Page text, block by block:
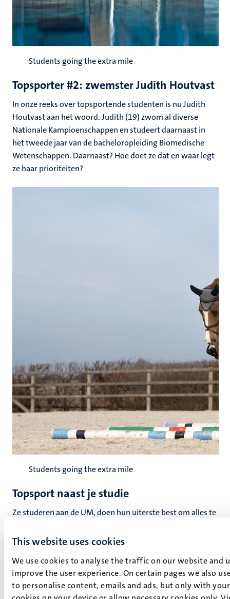
This website uses cookies
We use cookies to analyse the traffic on our website and
improve the user experience. On certain pages we also
to personalise content, emails and ads, but only with
Students going the extra mile
Topsporter #2: zwemster Judith Houtvast
In onze reeks over topsportende studenten is nu Judith
Houtvast aan het woord. Judith (19) zwom al diverse
Nationale Kampioenschappen en studeert daarnaast in
het tweede jaar van de bacheloropleiding Biomedische
Wetenschappen. Daarnaast? Hoe doet ze dat en waar legt
ze haar prioriteiten?
Students going the extra mile
Topsport naast je studie
Ze studeren aan de UM, doen hun uiterste best om alles te
ze willen de top in hun sport bereiken. Jonge mensen die
training te volgen en aan wedstrijden op hoog niveau mee
te doen. Echte...